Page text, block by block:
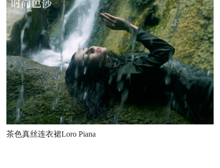
茶色真丝连衣裙Loro Piana